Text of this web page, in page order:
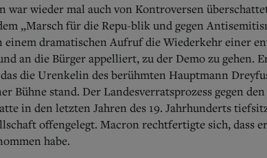
war wieder mal auch von Kontroversen
„Marsch für die Repu-blik und gegen
einem dramatischen Aufruf die Wiederkehr einer
an die Bürger appelliert, zu der Demo zu gehen.
die Urenkelin des berühmten Hauptmann
Bühne stand. Der Landesverratsprozess gegen
in den letzten Jahren des 19. Jahrhunderts
offengelegt. Macron rechtfertigte sich, dass
habe.